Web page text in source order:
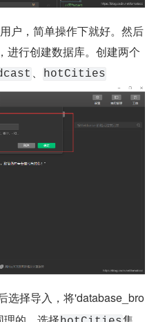
进行创建数据库。创建两个
、 hotCities
选择导入，将'database_bro